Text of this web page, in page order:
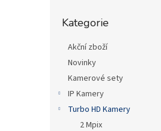
kategorie
Kategorie
Akční zboží
Novinky
Kamerové sety
IP Kamery
Turbo HD Kamery
2 Mpix